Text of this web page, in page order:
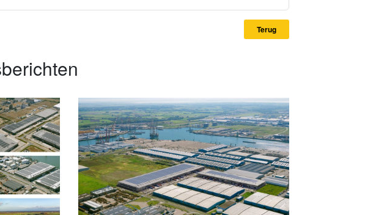
Terug